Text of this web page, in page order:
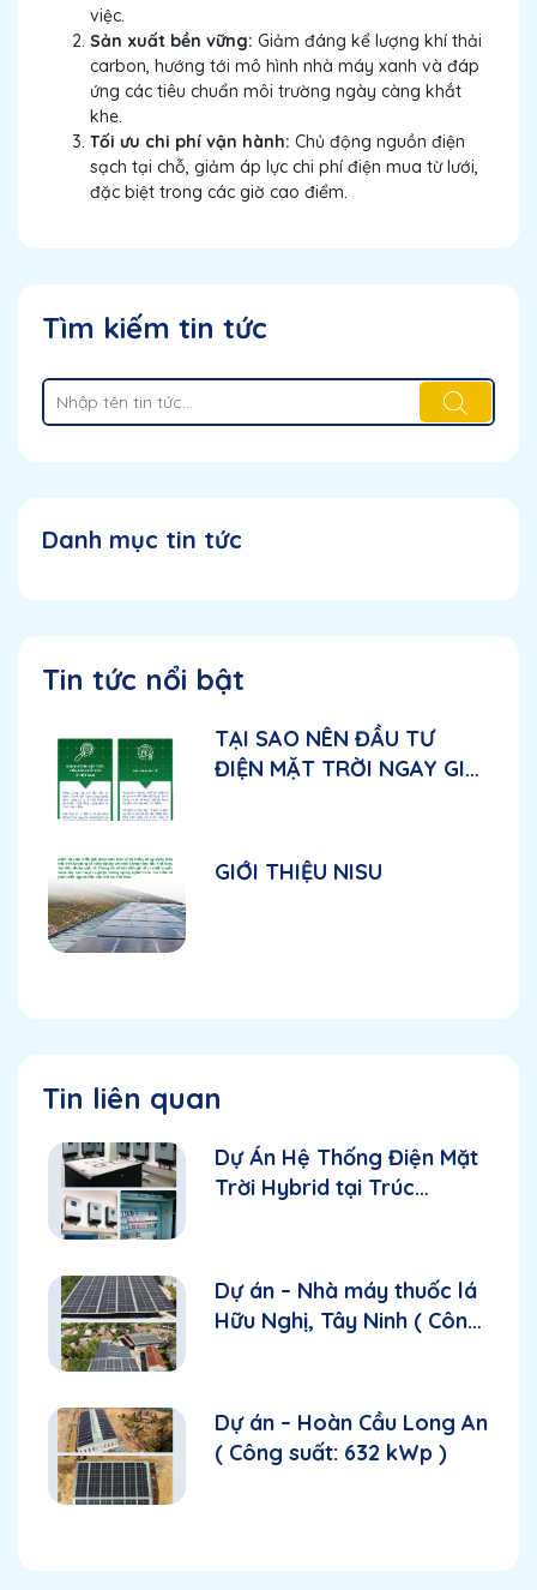
việc.
Sản xuất bền vững: Giảm đáng kể lượng khí thải
carbon, hướng tới mô hình nhà máy xanh và đáp
ứng các tiêu chuẩn môi trường ngày càng khắt
khe.
Tối ưu chi phí vận hành: Chủ động nguồn điện
sạch tại chỗ, giảm áp lực chi phí điện mua từ lưới,
đặc biệt trong các giờ cao điểm.
Tìm kiếm tin tức
Danh mục tin tức
Tin tức nổi bật
TẠI SAO NÊN ĐẦU TƯ
ĐIỆN MẶT TRỜI NGAY GIAI
GIỚI THIỆU NISU
Tin liên quan
Dự Án Hệ Thống Điện Mặt
Trời Hybrid tại Trúc
Bền Vững
Dự án – Nhà máy thuốc lá
Hữu Nghị, Tây Ninh ( Công
Dự án – Hoàn Cầu Long An
( Công suất: 632 kWp )